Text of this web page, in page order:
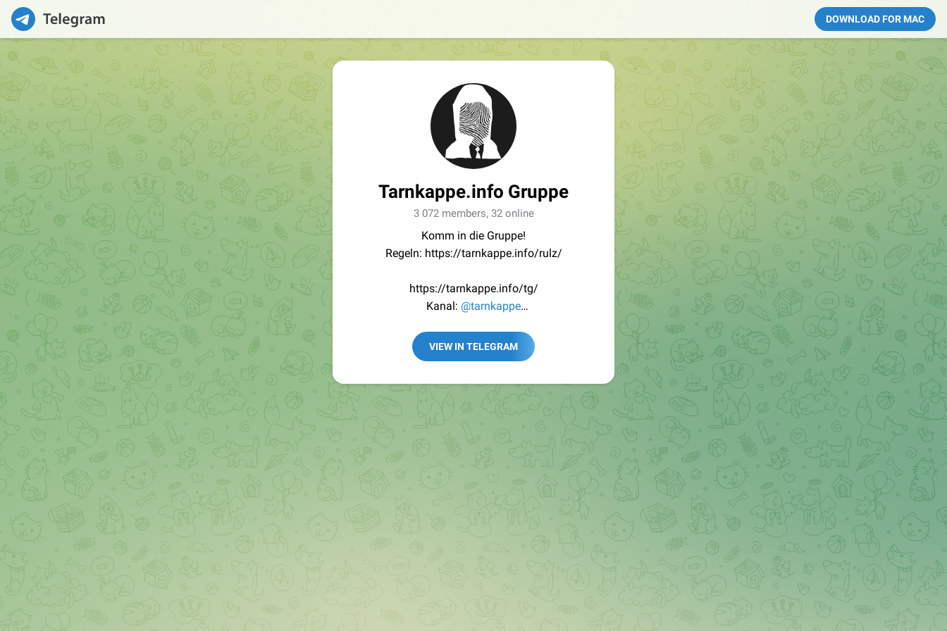
DOWNLOAD FOR MAC
Tarnkappe.info Gruppe
3 072 members, 32 online
Komm in die Gruppe!
Regeln: https://tarnkappe.info/rulz/
https://tarnkappe.info/tg/
Kanal: @tarnkappe
Best of:@bestoftarnkappe
VIEW IN TELEGRAM